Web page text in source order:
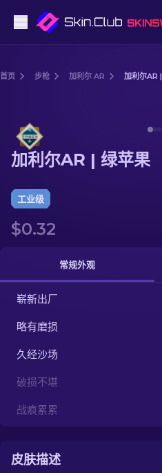
狙击步枪
匕首
手套
武器箱
其他
首页 步枪 加利尔 AR 加利尔AR
加利尔AR | 绿苹果
工业级
$0.32
常规外观
崭新出厂
略有磨损
久经沙场
破损不堪
战痕累累
皮肤描述